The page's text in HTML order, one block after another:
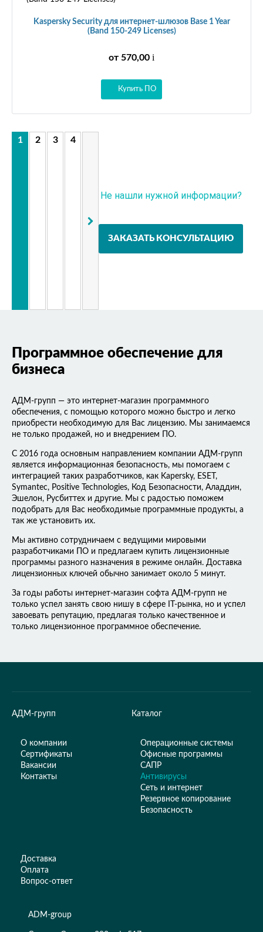
Kaspersky Security для интернет-шлюзов Base 1 Year
(Band 150-249 Licenses)
от 570,00 i
Купить ПО
1 2 3 4
Не нашли нужной информации?
ЗАКАЗАТЬ КОНСУЛЬТАЦИЮ
Программное обеспечение для
бизнеса
АДМ-групп — это интернет-магазин программного
обеспечения, с помощью которого можно быстро и легко
приобрести необходимую для Вас лицензию. Мы занимаемся
не только продажей, но и внедрением ПО.
С 2016 года основным направлением компании АДМ-групп
является информационная безопасность, мы помогаем с
интеграцией таких разработчиков, как Kapersky, ESET,
Symantec, Positive Technologies, Код Безопасности, Аладдин,
Эшелон, Русбиттех и другие. Мы с радостью поможем
подобрать для Вас необходимые программные продукты, а
так же установить их.
Мы активно сотрудничаем с ведущими мировыми
разработчиками ПО и предлагаем купить лицензионные
программы разного назначения в режиме онлайн. Доставка
лицензионных ключей обычно занимает около 5 минут.
За годы работы интернет-магазин софта АДМ-групп не
только успел занять свою нишу в сфере IT-рынка, но и успел
завоевать репутацию, предлагая только качественное и
только лицензионное программное обеспечение.
АДМ-групп
О компании
Сертификаты
Вакансии
Контакты
Каталог
Операционные системы
Офисные программы
САПР
Антивирусы
Сеть и интернет
Резервное копирование
Безопасность
Доставка
Оплата
Вопрос-ответ
ADM-group